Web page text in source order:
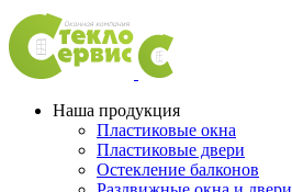
Наша продукция
Пластиковые окна
Пластиковые двери
Остекление балконов